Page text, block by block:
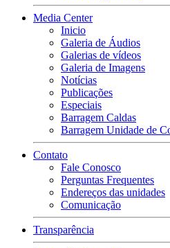
Media Center
Inicio
Galeria de Áudios
Galerias de vídeos
Galeria de Imagens
Notícias
Publicações
Especiais
Barragem Caldas
Barragem Unidade de
Contato
Fale Conosco
Perguntas Frequentes
Endereços das unidades
Comunicação
Transparência